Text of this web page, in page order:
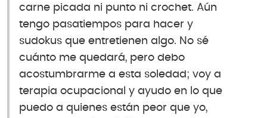
carne picada ni punto ni crochet. Aún
tengo pasatiempos para hacer y
sudokus que entretienen algo. No sé
cuánto me quedará, pero debo
acostumbrarme a esta soledad; voy a
terapia ocupacional y ayudo en lo que
puedo a quienes están peor que yo,